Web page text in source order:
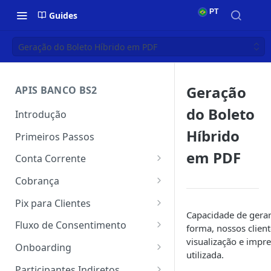
PT
Guides
Geração do Boleto Híbrido em PDF
APIS BANCO BS2
Introdução
Primeiros Passos
Conta Corrente
Autenticação
Conta Corrente
Transferência
Pagamentos
Comprovantes
Cobrança
Autenticação
Webhook do Cobrança
Emissão e registro do boleto
Pix para Clientes
Autenticação
Webhook do Pix
Chaves Pix
Fluxo de Consentimento
Primeiros Passos
Consentimento
Onboarding
Autenticação
Geração
do Boleto
Híbrido
em PDF
Capacidade de
forma, nossos
visualização e
utilizada.